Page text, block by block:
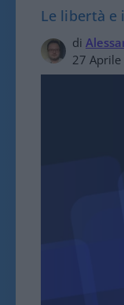
Le libertà
di
27